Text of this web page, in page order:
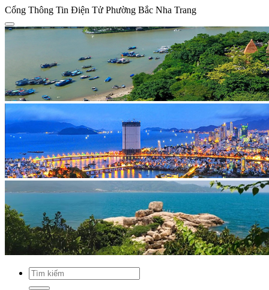
Cổng Thông Tin Điện Tử Phường Bắc Nha Trang